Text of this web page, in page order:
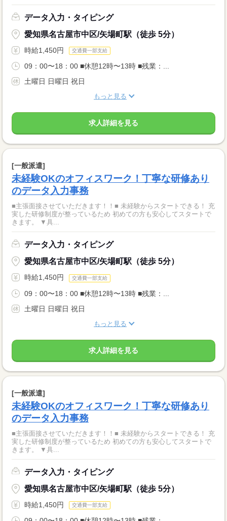
データ入力・タイピング
愛知県名古屋市中区/矢場町駅（徒歩 5分）
時給1,450円 交通費一部支給
09：00〜18：00 ■休憩12時〜13時 ■残業：...
土曜日 日曜日 祝日
もっと見る
求人詳細を見る
[一般派遣]
未経験OKのオフィスワーク！丁寧な研修あり
のデータ入力事務
■主張面接させていただきます！！■ 未経験からスタートできる！ 充
実した研修制度が整っているため 初めての方も安心してスタートで
きます。 ▼具...
データ入力・タイピング
愛知県名古屋市中区/矢場町駅（徒歩 5分）
時給1,450円 交通費一部支給
09：00〜18：00 ■休憩12時〜13時 ■残業：...
土曜日 日曜日 祝日
もっと見る
求人詳細を見る
[一般派遣]
未経験OKのオフィスワーク！丁寧な研修あり
のデータ入力事務
■主張面接させていただきます！！■ 未経験からスタートできる！ 充
実した研修制度が整っているため 初めての方も安心してスタートで
きます。 ▼具...
データ入力・タイピング
愛知県名古屋市中区/矢場町駅（徒歩 5分）
時給1,450円 交通費一部支給